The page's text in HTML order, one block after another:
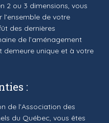
2 ou 3 dimensions, vous
l’ensemble de votre
des dernières
de l’aménagement
unique et à votre
:
de l’Association des
du Québec, vous êtes